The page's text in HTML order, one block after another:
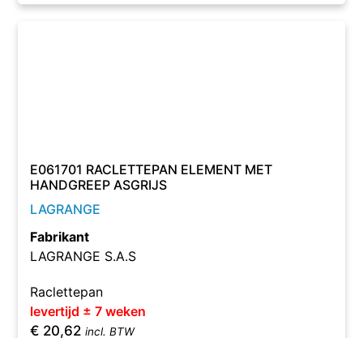
E061701 RACLETTEPAN ELEMENT MET
HANDGREEP ASGRIJS
LAGRANGE
Fabrikant
LAGRANGE S.A.S
Raclettepan
levertijd ± 7 weken
€ 20,62 incl. BTW